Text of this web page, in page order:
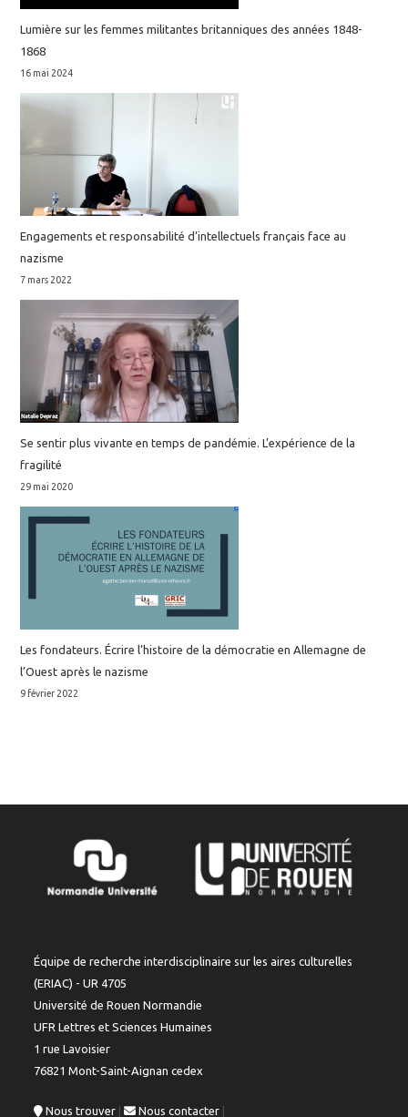
Lumière sur les femmes militantes britanniques des années 1848-
1868
16 mai 2024
Engagements et responsabilité d’intellectuels français face au
nazisme
7 mars 2022
Se sentir plus vivante en temps de pandémie. L’expérience de la
fragilité
29 mai 2020
Les fondateurs. Écrire l’histoire de la démocratie en Allemagne de
l’Ouest après le nazisme
9 février 2022
Équipe de recherche interdisciplinaire sur les aires culturelles
(ERIAC) - UR 4705
Université de Rouen Normandie
UFR Lettres et Sciences Humaines
1 rue Lavoisier
76821 Mont-Saint-Aignan cedex
Nous trouver | Nous contacter